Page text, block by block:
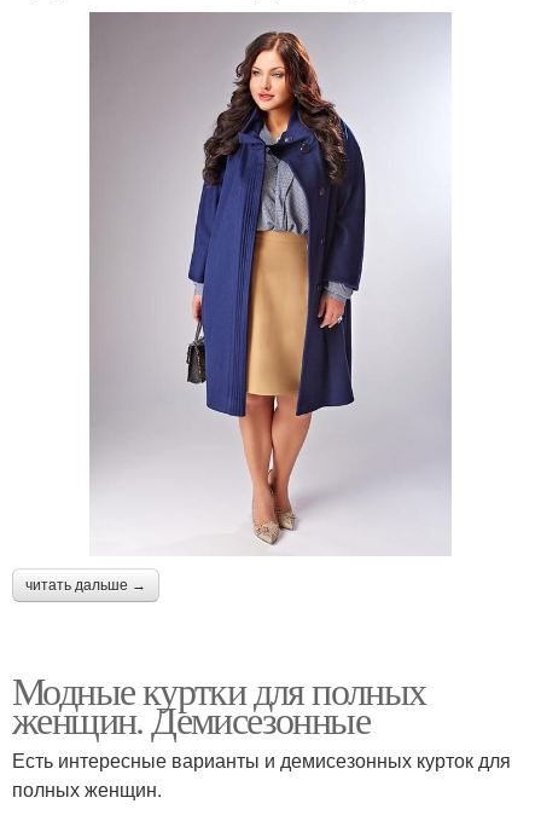
читать дальше →
Модные куртки для полных
женщин. Демисезонные
Есть интересные варианты и демисезонных курток для
полных женщин.